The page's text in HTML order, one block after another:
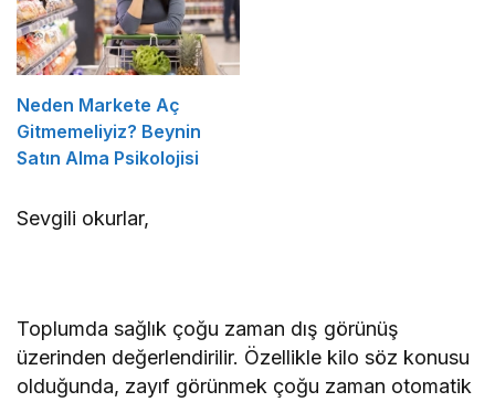
Neden Markete Aç
Gitmemeliyiz? Beynin
Satın Alma Psikolojisi
Sevgili okurlar,
Toplumda sağlık çoğu zaman dış görünüş
üzerinden değerlendirilir. Özellikle kilo söz konusu
olduğunda, zayıf görünmek çoğu zaman otomatik